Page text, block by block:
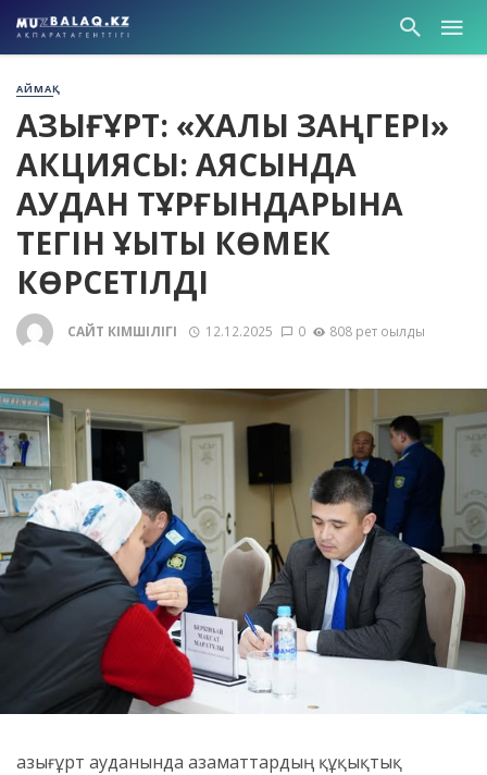
АЙМАҚ
ҚАЗЫҒҰРТ: «ХАЛЫҚ ЗАҢГЕРІ»
АКЦИЯСЫ: АЯСЫНДА
АУДАН ТҰРҒЫНДАРЫНА
ТЕГІН ҚҰҚЫҚТЫҚ КӨМЕК
КӨРСЕТІЛДІ
САЙТ ӘКІМШІЛІГІ 12.12.2025 0 808 рет оқылды
Қазығұрт ауданында азаматтардың құқықтық